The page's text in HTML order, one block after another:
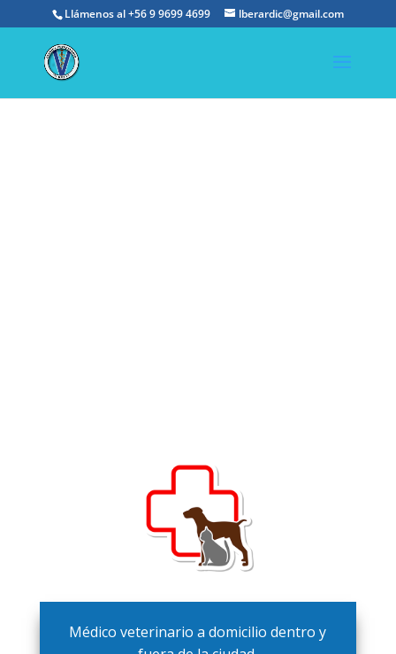
Llámenos al+56 9 9699 4699 lberardic@gmail.com
Médico veterinario a domicilio dentro y